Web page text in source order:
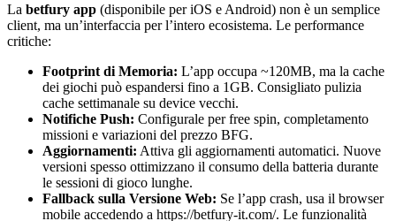
La betfury app (disponibile per iOS e Android) non è un semplice
client, ma un’interfaccia per l’intero ecosistema. Le performance
critiche:
Footprint di Memoria: L’app occupa ~120MB, ma la cache
dei giochi può espandersi fino a 1GB. Consigliato pulizia
cache settimanale su device vecchi.
Notifiche Push: Configurale per free spin, completamento
missioni e variazioni del prezzo BFG.
Aggiornamenti: Attiva gli aggiornamenti automatici. Nuove
versioni spesso ottimizzano il consumo della batteria durante
le sessioni di gioco lunghe.
Fallback sulla Versione Web: Se l’app crash, usa il browser
mobile accedendo a https://betfury-it.com/. Le funzionalità